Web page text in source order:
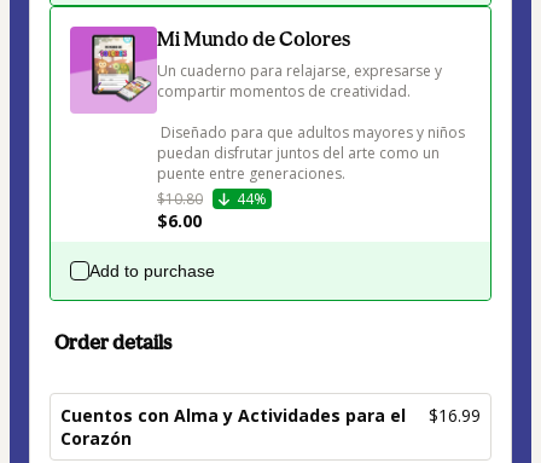
Mi Mundo de Colores
Un cuaderno para relajarse, expresarse y
compartir momentos de creatividad.
puedan disfrutar juntos del arte como un
puente entre generaciones.
$10.80
44%
$6.00
Add to purchase
Order details
Cuentos con Alma y Actividades para el
Corazón
$16.99